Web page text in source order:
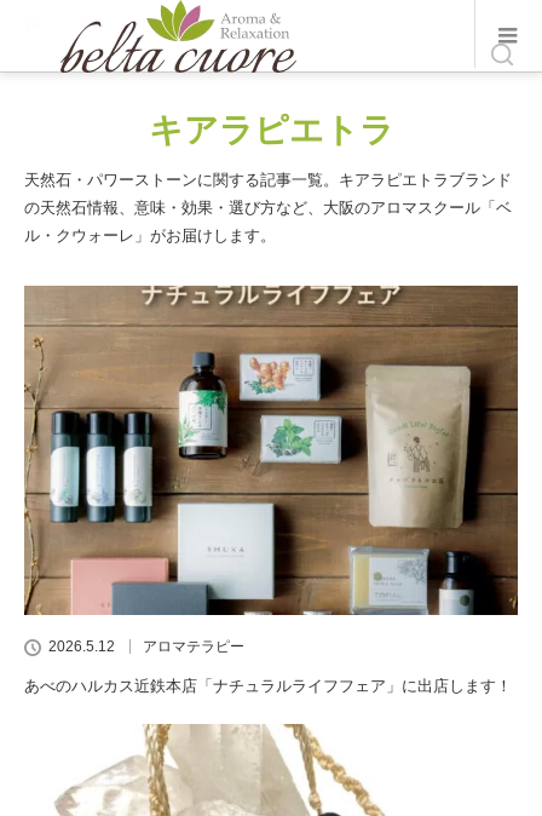
ブログ キアラピエトラ
キアラピエトラ
天然石・パワーストーンに関する記事一覧。キアラピエトラブランド
の天然石情報、意味・効果・選び方など、大阪のアロマスクール「ベ
ル・クウォーレ」がお届けします。
2026.5.12 アロマテラピー
あべのハルカス近鉄本店「ナチュラルライフフェア」に出店します！